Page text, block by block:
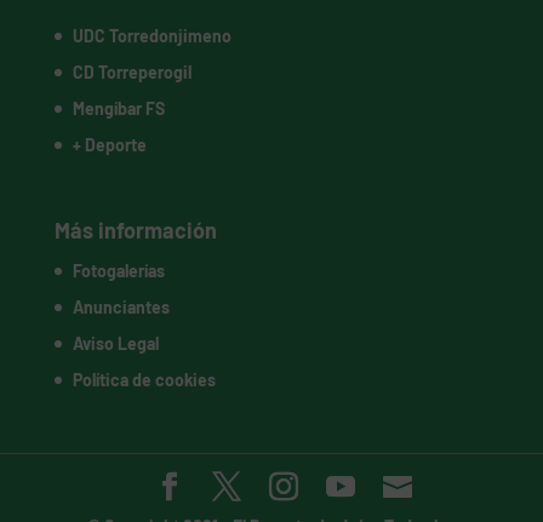
UDC Torredonjimeno
CD Torreperogil
Mengíbar FS
+ Deporte
Más información
Fotogalerías
Anunciantes
Aviso Legal
Política de cookies